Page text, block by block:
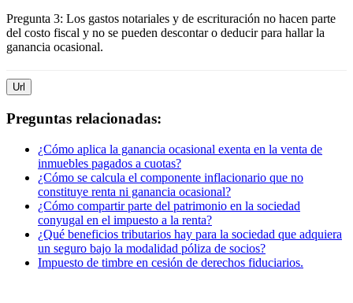
Pregunta 3: Los gastos notariales y de escrituración no hacen parte
del costo fiscal y no se pueden descontar o deducir para hallar la
ganancia ocasional.
Url
Preguntas relacionadas:
¿Cómo aplica la ganancia ocasional exenta en la venta de
inmuebles pagados a cuotas?
¿Cómo se calcula el componente inflacionario que no
constituye renta ni ganancia ocasional?
¿Cómo compartir parte del patrimonio en la sociedad
conyugal en el impuesto a la renta?
¿Qué beneficios tributarios hay para la sociedad que adquiera
un seguro bajo la modalidad póliza de socios?
Impuesto de timbre en cesión de derechos fiduciarios.